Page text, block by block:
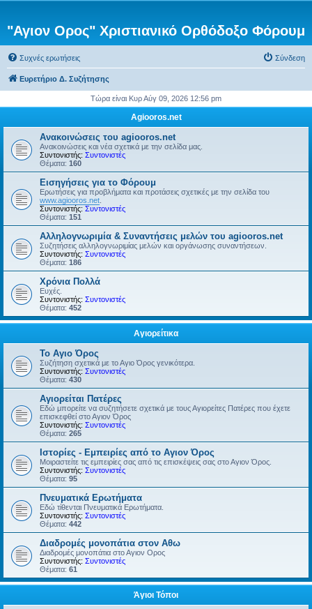
"Αγιον Ορος" Χριστιανικό Ορθόδοξο Φόρουμ
Συχνές ερωτήσεις Σύνδεση
Ευρετήριο Δ. Συζήτησης
Τώρα είναι Κυρ Αύγ 09, 2026 12:56 pm
Agiooros.net
Ανακοινώσεις του agiooros.net
Ανακοινώσεις και νέα σχετικά με την σελίδα μας.
Συντονιστής: Συντονιστές
Θέματα: 160
Εισηγήσεις για το Φόρουμ
Ερωτήσεις για προβλήματα και προτάσεις σχετικές με την σελίδα του
www.agiooros.net
Συντονιστής: Συντονιστές
Θέματα: 151
Αλληλογνωριμία & Συναντήσεις μελών του agiooros.net
Συζητήσεις αλληλογνωριμίας μελών και οργάνωσης συναντήσεων.
Συντονιστής: Συντονιστές
Θέματα: 186
Χρόνια Πολλά
Ευχές.
Συντονιστής: Συντονιστές
Θέματα: 452
Αγιορείτικα
Το Αγιο Όρος
Συζήτηση σχετικά με το Αγιο Όρος γενικότερα.
Συντονιστής: Συντονιστές
Θέματα: 430
Αγιορείται Πατέρες
Εδώ μπορείτε να συζητήσετε σχετικά με τους Αγιορείτες Πατέρες που έχετε
επισκεφθεί στο Αγιον Όρος
Συντονιστής: Συντονιστές
Θέματα: 265
Ιστορίες - Εμπειρίες από το Αγιον Όρος
Μοιραστείτε τις εμπειρίες σας από τις επισκέψεις σας στο Αγιον Όρος.
Συντονιστής: Συντονιστές
Θέματα: 95
Πνευματικά Ερωτήματα
Εδώ τίθενται Πνευματικά Ερωτήματα.
Συντονιστής: Συντονιστές
Θέματα: 442
Διαδρομές μονοπάτια στον Αθω
Διαδρομές μονοπάτια στο Αγιον Ορος
Συντονιστής: Συντονιστές
Θέματα: 61
Άγιοι Τόποι